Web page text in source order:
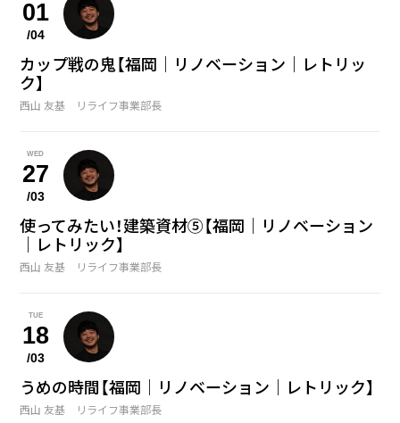
01
/04
カップ戦の鬼【福岡｜リノベーション｜レトリッ
ク】
西山 友基 リライフ事業部長
WED
27
/03
使ってみたい！建築資材⑤【福岡｜リノベーション
｜レトリック】
西山 友基 リライフ事業部長
TUE
18
/03
うめの時間【福岡｜リノベーション｜レトリック】
西山 友基 リライフ事業部長